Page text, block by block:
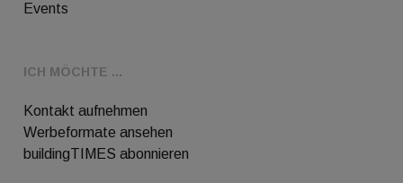
Events
ICH MÖCHTE ...
Kontakt aufnehmen
Werbeformate ansehen
buildingTIMES abonnieren